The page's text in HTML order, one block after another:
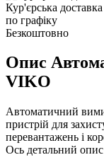
Кур'єрська
по графіку
Безкоштовно
Опис
VIKO
Автоматичний
пристрій для
перевантажень і
Ось детальний